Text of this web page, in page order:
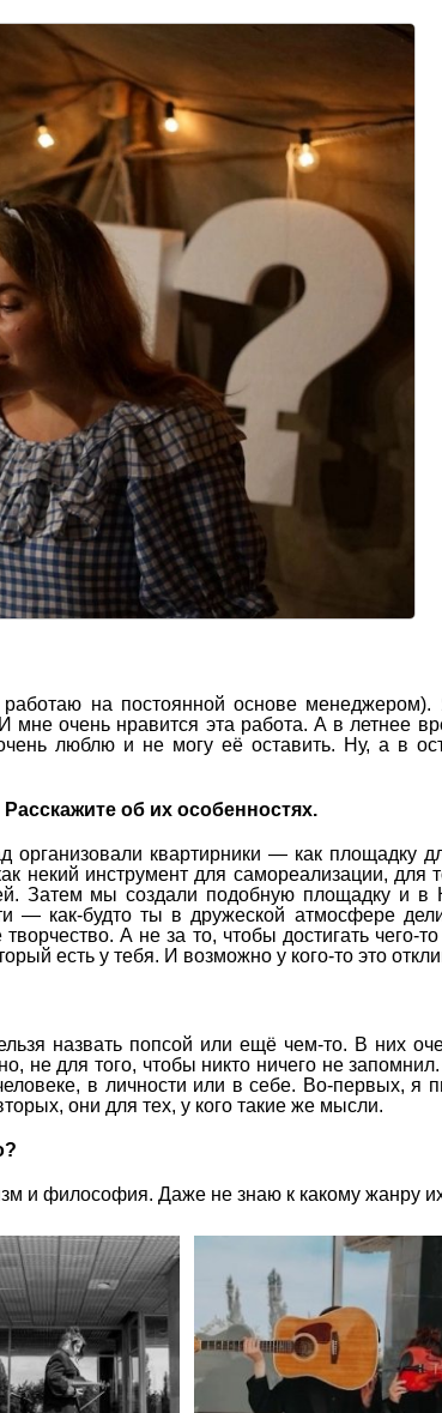
на постоянной основе менеджером).
очень нравится эта работа. А в летнее
люблю и не могу её оставить. Ну, а в
об их особенностях.
квартирники — как площадку
некий инструмент для самореализации, для
Затем мы создали подобную площадку и в
— как-будто ты в дружеской атмосфере
А не за то, чтобы достигать чего-
есть у тебя. И возможно у кого-то это
назвать попсой или ещё чем-то. В них
не для того, чтобы никто ничего не
в личности или в себе. Во-первых, я
они для тех, у кого такие же мысли.
философия. Даже не знаю к какому жанру их